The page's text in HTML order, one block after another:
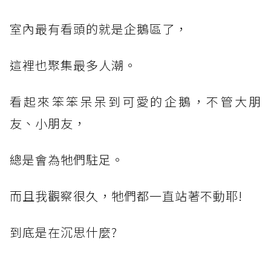
室內最有看頭的就是企鵝區了，
這裡也聚集最多人潮。
看起來笨笨呆呆到可愛的企鵝，不管大朋
友、小朋友，
總是會為牠們駐足。
而且我觀察很久，牠們都一直站著不動耶!
到底是在沉思什麼?